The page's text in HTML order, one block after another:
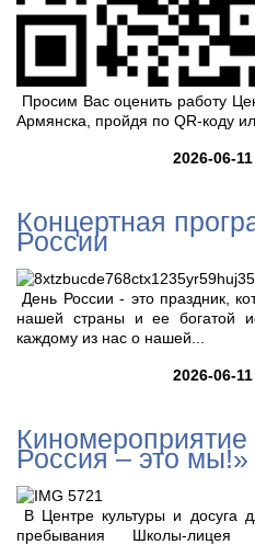
2026-06-
Просим Вас оценить работу
Армянска, пройдя по QR-коду
Концертная
России
2026-06-
День России - это праздник,
нашей страны и ее богатой
каждому из нас о нашей...
Киномероприятие
Россия – это мы!»
В Центре культуры и досуга
пребывания Школы-